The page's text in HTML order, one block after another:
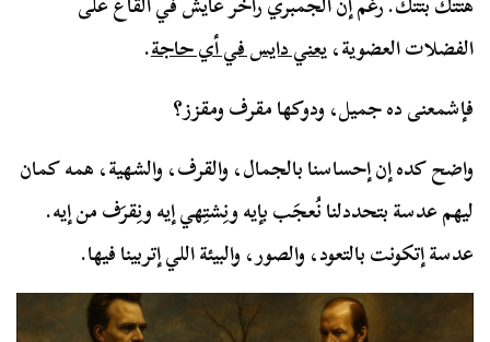
الفضلات العضوية،يعني دايس في أي حاجة.
فإشمعنى ده جميل، ودوكها مقرف ومقزز؟
واضح كده إن إحساسنا بالجمال، والقرف، والشهية، همه كمان
ليهم عدسة بتحددلنا نُعجَب بإيه ونِشتِهي إيه ونِقرَف من إيه.
عدسة إتكونت بالتعود، والصور، والبيئة اللي إتربينا فيها.